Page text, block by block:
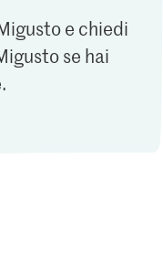
e chiedi
se hai